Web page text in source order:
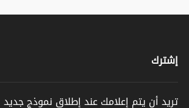
إشترك
تريد أن يتم إعلامك عند إطلاق نموذج جديد